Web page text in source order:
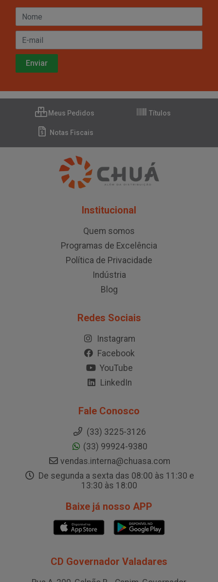
Meus Pedidos Títulos
Notas Fiscais
Institucional
Quem somos
Programas de Excelência
Política de Privacidade
Indústria
Blog
Redes Sociais
Instagram
Facebook
YouTube
LinkedIn
Fale Conosco
(33) 3225-3126
(33) 99924-9380
vendas.interna@chuasa.com
De segunda a sexta das 08:00 às 11:30 e
13:30 às 18:00
Baixe já nosso APP
CD Governador Valadares